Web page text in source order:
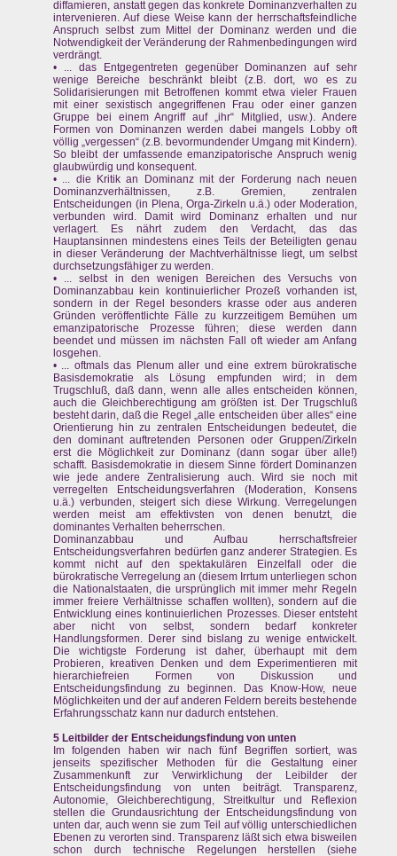
diffamieren, anstatt gegen das konkrete Dominanzverhalten zu
intervenieren. Auf diese Weise kann der herrschaftsfeindliche
Anspruch selbst zum Mittel der Dominanz werden und die
Notwendigkeit der Veränderung der Rahmenbedingungen wird
verdrängt.
• ... das Entgegentreten gegenüber Dominanzen auf sehr
wenige Bereiche beschränkt bleibt (z.B. dort, wo es zu
Solidarisierungen mit Betroffenen kommt etwa vieler Frauen
mit einer sexistisch angegriffenen Frau oder einer ganzen
Gruppe bei einem Angriff auf „ihr“ Mitglied, usw.). Andere
Formen von Dominanzen werden dabei mangels Lobby oft
völlig „vergessen“ (z.B. bevormundender Umgang mit Kindern).
So bleibt der umfassende emanzipatorische Anspruch wenig
glaubwürdig und konsequent.
• ... die Kritik an Dominanz mit der Forderung nach neuen
Dominanzverhältnissen, z.B. Gremien, zentralen
Entscheidungen (in Plena, Orga-Zirkeln u.ä.) oder Moderation,
verbunden wird. Damit wird Dominanz erhalten und nur
verlagert. Es nährt zudem den Verdacht, das das
Hauptansinnen mindestens eines Teils der Beteiligten genau
in dieser Veränderung der Machtverhältnisse liegt, um selbst
durchsetzungsfähiger zu werden.
• ... selbst in den wenigen Bereichen des Versuchs von
Dominanzabbau kein kontinuierlicher Prozeß vorhanden ist,
sondern in der Regel besonders krasse oder aus anderen
Gründen veröffentlichte Fälle zu kurzzeitigem Bemühen um
emanzipatorische Prozesse führen; diese werden dann
beendet und müssen im nächsten Fall oft wieder am Anfang
losgehen.
• ... oftmals das Plenum aller und eine extrem bürokratische
Basisdemokratie als Lösung empfunden wird; in dem
Trugschluß, daß dann, wenn alle alles entscheiden können,
auch die Gleichberechtigung am größten ist. Der Trugschluß
besteht darin, daß die Regel „alle entscheiden über alles“ eine
Orientierung hin zu zentralen Entscheidungen bedeutet, die
den dominant auftretenden Personen oder Gruppen/Zirkeln
erst die Möglichkeit zur Dominanz (dann sogar über alle!)
schafft. Basisdemokratie in diesem Sinne fördert Dominanzen
wie jede andere Zentralisierung auch. Wird sie noch mit
verregelten Entscheidungsverfahren (Moderation, Konsens
u.ä.) verbunden, steigert sich diese Wirkung. Verregelungen
werden meist am effektivsten von denen benutzt, die
dominantes Verhalten beherrschen.
Dominanzabbau und Aufbau herrschaftsfreier
Entscheidungsverfahren bedürfen ganz anderer Strategien. Es
kommt nicht auf den spektakulären Einzelfall oder die
bürokratische Verregelung an (diesem Irrtum unterliegen schon
die Nationalstaaten, die ursprünglich mit immer mehr Regeln
immer freiere Verhältnisse schaffen wollten), sondern auf die
Entwicklung eines kontinuierlichen Prozesses. Dieser entsteht
aber nicht von selbst, sondern bedarf konkreter
Handlungsformen. Derer sind bislang zu wenige entwickelt.
Die wichtigste Forderung ist daher, überhaupt mit dem
Probieren, kreativen Denken und dem Experimentieren mit
hierarchiefreien Formen von Diskussion und
Entscheidungsfindung zu beginnen. Das Know-How, neue
Möglichkeiten und der auf anderen Feldern bereits bestehende
Erfahrungsschatz kann nur dadurch entstehen.
5 Leitbilder der Entscheidungsfindung von unten
Im folgenden haben wir nach fünf Begriffen sortiert, was
jenseits spezifischer Methoden für die Gestaltung einer
Zusammenkunft zur Verwirklichung der Leibilder der
Entscheidungsfindung von unten beiträgt. Transparenz,
Autonomie, Gleichberechtigung, Streitkultur und Reflexion
stellen die Grundausrichtung der Entscheidungsfindung von
unten dar, auch wenn sie zum Teil auf völlig unterschiedlichen
Ebenen zu verorten sind. Transparenz läßt sich etwa bisweilen
schon durch technische Regelungen herstellen (siehe